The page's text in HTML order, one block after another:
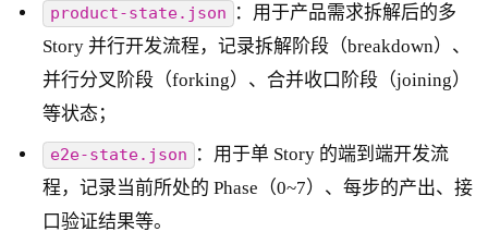
product-state.json
：用于产品需求拆解后的多
Story 并行开发流程，记录拆解阶段（breakdown）、
并行分叉阶段（forking）、合并收口阶段（joining）
等状态；
e2e-state.json
：用于单 Story 的端到端开发流
程，记录当前所处的 Phase（0~7）、每步的产出、接
口验证结果等。